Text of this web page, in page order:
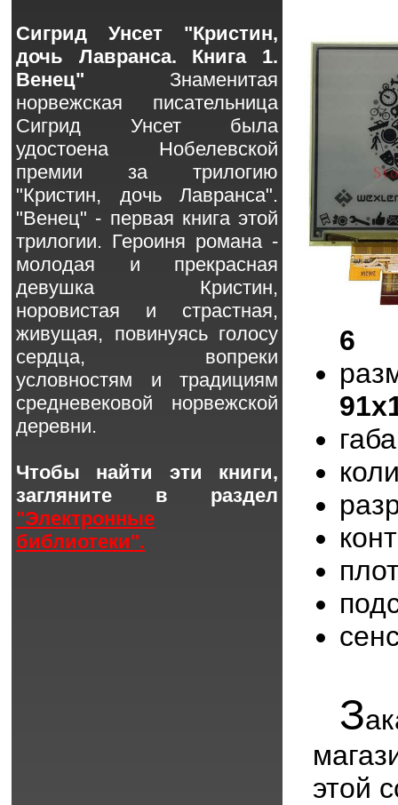
6
З
этой
Сигрид Унсет "Кристин,
дочь Лавранса. Книга 1.
Венец" Знаменитая
норвежская писательница
Сигрид Унсет была
удостоена Нобелевской
премии за трилогию
"Кристин, дочь Лавранса".
"Венец" - первая книга этой
трилогии. Героиня романа -
молодая и прекрасная
девушка Кристин,
норовистая и страстная,
живущая, повинуясь голосу
сердца, вопреки
условностям и традициям
средневековой норвежской
деревни.
Чтобы найти эти книги,
загляните в раздел
"Электронные
библиотеки".